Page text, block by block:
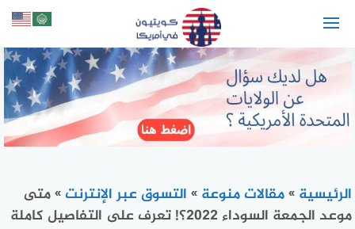
الرئيسية »مقالات منوعة » التسوق عبر الإنترنت»متى
موعد الجمعة السوداء 2022؟! تعرف على التفاصيل كاملة